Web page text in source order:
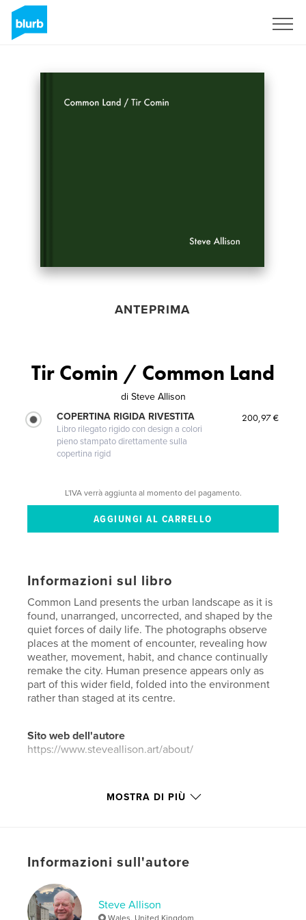
ANTEPRIMA
Tir Comin / Common Land
di Steve Allison
COPERTINA RIGIDA RIVESTITA
Libro rilegato rigido con design a colori
pieno stampato direttamente sulla
copertina rigid
200,97 €
L'IVA verrà aggiunta al momento del pagamento.
Informazioni sul libro
Common Land presents the urban landscape as it is
found, unarranged, uncorrected, and shaped by the
quiet forces of daily life. The photographs observe
places at the moment of encounter, revealing how
weather, movement, habit, and chance continually
remake the city. Human presence appears only as
part of this wider field, folded into the environment
rather than staged at its centre.
Sito web dell'autore
https://www.steveallison.art/about/
Funzionalità e dettagli
33×28 cm
N° di pagine:
ISBN
Copertina rigida rivestita: 9798240645082
MOSTRA DI PIÙ
Informazioni sull'autore
Steve Allison
Wales, United Kingdom